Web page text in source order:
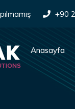
+90
Anasayfa